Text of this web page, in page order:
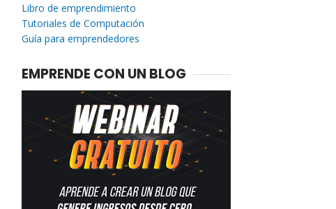
Libro de emprendimiento
Tutoriales de Computación
Guía para emprendedores
EMPRENDE CON UN BLOG